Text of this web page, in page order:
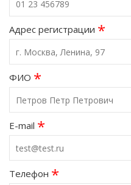
Адрес регистрации *
ФИО *
E-mail *
Телефон *